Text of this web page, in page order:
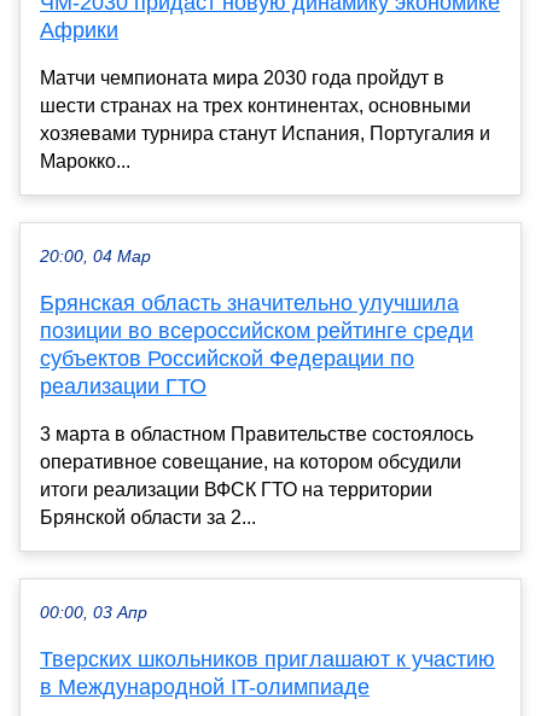
Африки
Матчи чемпионата мира 2030 года пройдут в
шести странах на трех континентах, основными
хозяевами турнира станут Испания, Португалия и
Марокко...
20:00, 04 Мар
Брянская область значительно улучшила
позиции во всероссийском рейтинге среди
субъектов Российской Федерации по
реализации ГТО
3 марта в областном Правительстве состоялось
оперативное совещание, на котором обсудили
итоги реализации ВФСК ГТО на территории
Брянской области за 2...
00:00, 03 Апр
Тверских школьников приглашают к участию
в Международной IT-олимпиаде